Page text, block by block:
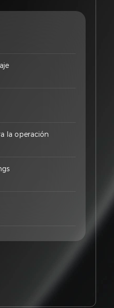
la operación